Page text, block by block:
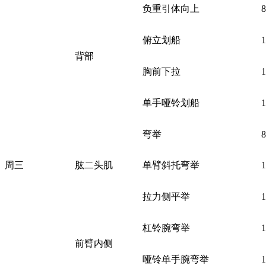
周三
背部
负重引体向上
俯立划船
胸前下拉
单手哑铃划船
肱二头肌
弯举
单臂斜托弯举
拉力侧平举
前臂内侧
杠铃腕弯举
哑铃单手腕弯举